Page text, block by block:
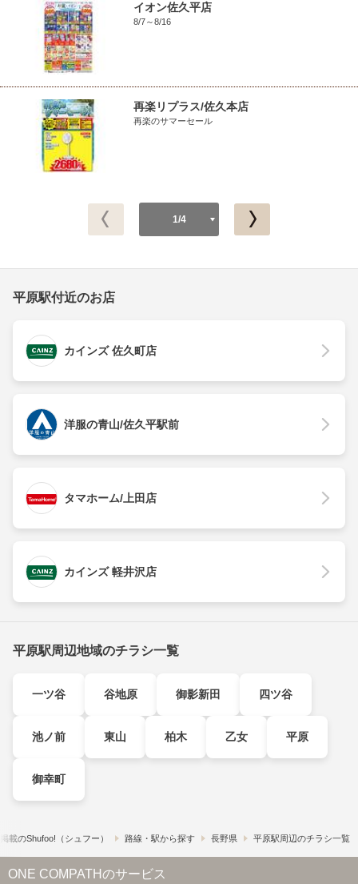
イオン佐久平店
8/7～8/16
再楽リプラス/佐久本店
再楽のサマーセール
1/4
平原駅付近のお店
カインズ 佐久町店
洋服の青山/佐久平駅前
タマホーム/上田店
カインズ 軽井沢店
平原駅周辺地域のチラシ一覧
一ツ谷 谷地原 御影新田 四ツ谷
池ノ前 東山 柏木 乙女 平原
御幸町
載の​Shufoo!​（シュフー） 路線・駅から探す 長野県 平原駅周辺のチラシ一覧
ONE COMPATHのサービス